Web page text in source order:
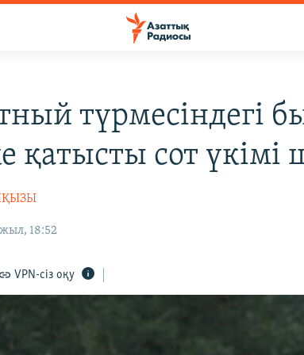
түрмесіндегі
қатысты сот
18:52
VPN-сіз оқу